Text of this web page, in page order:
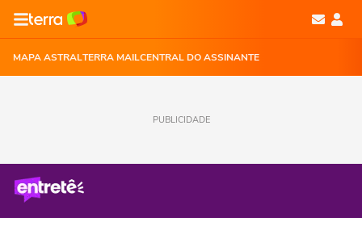
MAPA ASTRALTERRA MAILCENTRAL DO ASSINANTE
PUBLICIDADE